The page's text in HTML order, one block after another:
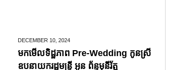
DECEMBER 10, 2024
មកមើលទិដ្ឋភាព Pre-Wedding កូនស្រី
ឧបនាយករដ្ឋមន្រ្តី អូន ព័ន្ធមុនីរ័ត្ន